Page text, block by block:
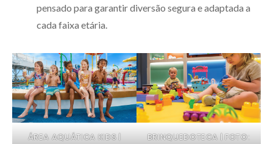
pensado para garantir diversão segura e adaptada a
cada faixa etária.
ÁREA AQUÁTICA KIDS |
BRINQUEDOTECA | FOTO: